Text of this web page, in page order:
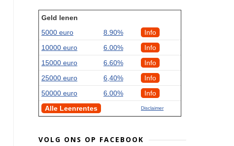
Geld lenen
5000 euro
8.90%
Info
10000 euro
6.00%
Info
15000 euro
6.60%
Info
25000 euro
6,40%
Info
50000 euro
6.00%
Info
Alle Leenrentes
Disclaimer
VOLG ONS OP FACEBOOK